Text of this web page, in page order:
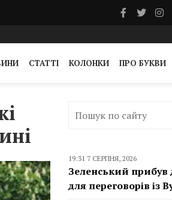
СТАТТІ КОЛОНКИ ПРО БУКВИ
19:31 7 СЕРПНЯ, 2026
Зеленський прибув
для переговорів із